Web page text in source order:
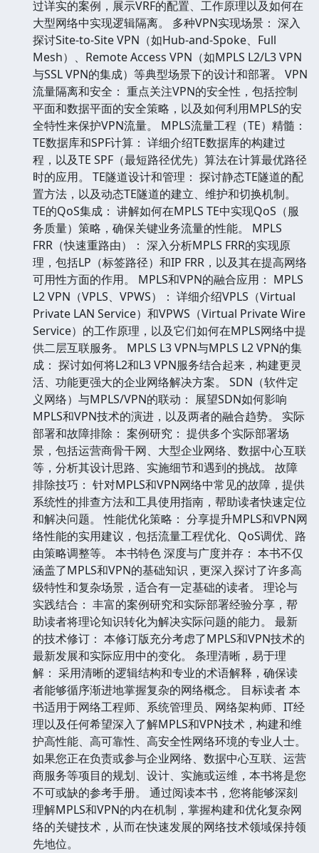
过详实的案例，展示VRF的配置、工作原理以及如何在
大型网络中实现逻辑隔离。 多种VPN实现场景： 深入
探讨Site-to-Site VPN（如Hub-and-Spoke、Full
Mesh）、Remote Access VPN（如MPLS L2/L3 VPN
与SSL VPN的集成）等典型场景下的设计和部署。 VPN
流量隔离和安全： 重点关注VPN的安全性，包括控制
平面和数据平面的安全策略，以及如何利用MPLS的安
全特性来保护VPN流量。 MPLS流量工程（TE）精髓：
TE数据库和SPF计算： 详细介绍TE数据库的构建过
程，以及TE SPF（最短路径优先）算法在计算最优路径
时的应用。 TE隧道设计和管理： 探讨静态TE隧道的配
置方法，以及动态TE隧道的建立、维护和切换机制。
TE的QoS集成： 讲解如何在MPLS TE中实现QoS（服
务质量）策略，确保关键业务流量的性能。 MPLS
FRR（快速重路由）： 深入分析MPLS FRR的实现原
理，包括LP（标签路径）和IP FRR，以及其在提高网络
可用性方面的作用。 MPLS和VPN的融合应用： MPLS
L2 VPN（VPLS、VPWS）： 详细介绍VPLS（Virtual
Private LAN Service）和VPWS（Virtual Private Wire
Service）的工作原理，以及它们如何在MPLS网络中提
供二层互联服务。 MPLS L3 VPN与MPLS L2 VPN的集
成： 探讨如何将L2和L3 VPN服务结合起来，构建更灵
活、功能更强大的企业网络解决方案。 SDN（软件定
义网络）与MPLS/VPN的联动： 展望SDN如何影响
MPLS和VPN技术的演进，以及两者的融合趋势。 实际
部署和故障排除： 案例研究： 提供多个实际部署场
景，包括运营商骨干网、大型企业网络、数据中心互联
等，分析其设计思路、实施细节和遇到的挑战。 故障
排除技巧： 针对MPLS和VPN网络中常见的故障，提供
系统性的排查方法和工具使用指南，帮助读者快速定位
和解决问题。 性能优化策略： 分享提升MPLS和VPN网
络性能的实用建议，包括流量工程优化、QoS调优、路
由策略调整等。 本书特色 深度与广度并存： 本书不仅
涵盖了MPLS和VPN的基础知识，更深入探讨了许多高
级特性和复杂场景，适合有一定基础的读者。 理论与
实践结合： 丰富的案例研究和实际部署经验分享，帮
助读者将理论知识转化为解决实际问题的能力。 最新
的技术修订： 本修订版充分考虑了MPLS和VPN技术的
最新发展和实际应用中的变化。 条理清晰，易于理
解： 采用清晰的逻辑结构和专业的术语解释，确保读
者能够循序渐进地掌握复杂的网络概念。 目标读者 本
书适用于网络工程师、系统管理员、网络架构师、IT经
理以及任何希望深入了解MPLS和VPN技术，构建和维
护高性能、高可靠性、高安全性网络环境的专业人士。
如果您正在负责或参与企业网络、数据中心互联、运营
商服务等项目的规划、设计、实施或运维，本书将是您
不可或缺的参考手册。 通过阅读本书，您将能够深刻
理解MPLS和VPN的内在机制，掌握构建和优化复杂网
络的关键技术，从而在快速发展的网络技术领域保持领
先地位。